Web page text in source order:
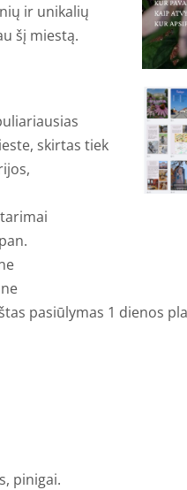
ir unikalių
šį miestą.
skirtas tiek
pasiūlymas 1 dienos
pinigai.